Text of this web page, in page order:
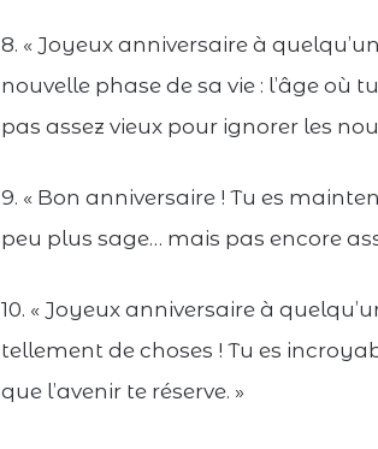
8. « Joyeux anniversaire à
nouvelle phase de sa vie : l’âge où
pas assez vieux pour ignorer les
9. « Bon anniversaire ! Tu es
peu plus sage… mais pas encore
10. « Joyeux anniversaire à
tellement de choses ! Tu es
que l’avenir te réserve. »